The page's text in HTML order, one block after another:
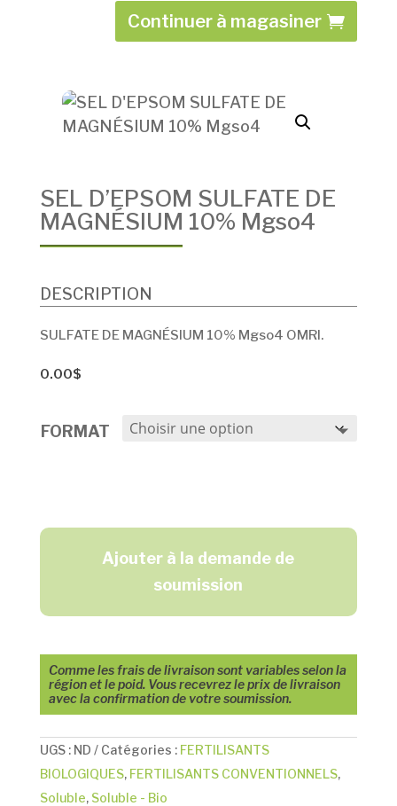
Continuer à magasiner
SEL D’EPSOM SULFATE DE
MAGNÉSIUM 10% Mgso4
DESCRIPTION
SULFATE DE MAGNÉSIUM 10% Mgso4 OMRI.
0.00$
FORMAT
Ajouter à la demande de
soumission
Comme les frais de livraison sont variables selon la
région et le poid. Vous recevrez le prix de livraison
avec la confirmation de votre soumission.
UGS : ND Catégories : FERTILISANTS
BIOLOGIQUES, FERTILISANTS CONVENTIONNELS,
Soluble, Soluble - Bio
Nom
S'INSCRIRE